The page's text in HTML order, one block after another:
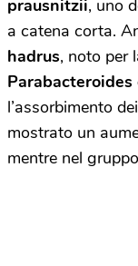
prausnitzii, uno
a catena corta.
hadrus, noto per
l’assorbimento
mostrato un
mentre nel